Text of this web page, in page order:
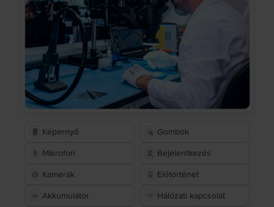
Képernyő Gombok
Mikrofon Bejelentkezés
Kamerák Előtörténet
Akkumulátor Hálózati kapcsolat